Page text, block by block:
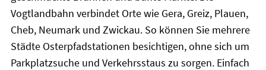
Vogtlandbahn verbindet Orte wie Gera, Greiz, Plauen,
Cheb, Neumark und Zwickau. So können Sie mehrere
Städte Osterpfadstationen besichtigen, ohne sich um
Parkplatzsuche und Verkehrsstaus zu sorgen. Einfach